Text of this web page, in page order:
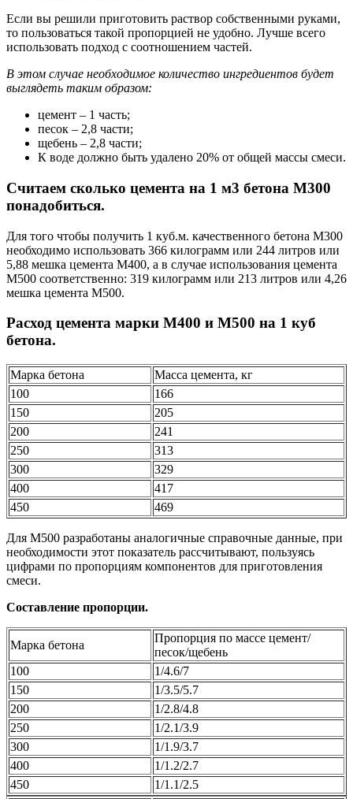
Если вы решили приготовить раствор собственными руками,
то пользоваться такой пропорцией не удобно. Лучше всего
использовать подход с соотношением частей.
В этом случае необходимое количество ингредиентов будет
выглядеть таким образом:
цемент – 1 часть;
песок – 2,8 части;
щебень – 2,8 части;
К воде должно быть удалено 20% от общей массы смеси.
Считаем сколько цемента на 1 м3 бетона М300
понадобиться.
Для того чтобы получить 1 куб.м. качественного бетона М300
необходимо использовать 366 килограмм или 244 литров или
5,88 мешка цемента М400, а в случае использования цемента
М500 соответственно: 319 килограмм или 213 литров или 4,26
мешка цемента М500.
Расход цемента марки М400 и М500 на 1 куб
бетона.
Марка бетона
Масса цемента, кг
100
166
150
205
200
241
250
313
300
329
400
417
450
469
Для М500 разработаны аналогичные справочные данные, при
необходимости этот показатель рассчитывают, пользуясь
цифрами по пропорциям компонентов для приготовления
смеси.
Составление пропорции.
Марка бетона
Пропорция по массе цемент/
песок/щебень
100
1/4.6/7
150
1/3.5/5.7
200
1/2.8/4.8
250
1/2.1/3.9
300
1/1.9/3.7
400
1/1.2/2.7
450
1/1.1/2.5